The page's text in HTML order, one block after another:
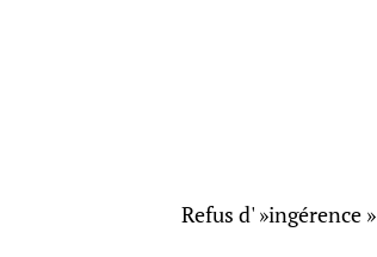
Refus d' »ingérence »